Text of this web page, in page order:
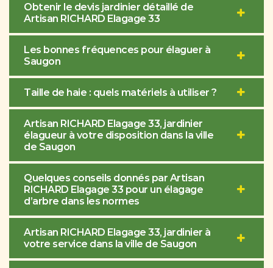
Obtenir le devis jardinier détaillé de
Artisan RICHARD Elagage 33
Les bonnes fréquences pour élaguer à
Saugon
Taille de haie : quels matériels à utiliser ?
Artisan RICHARD Elagage 33, jardinier
élagueur à votre disposition dans la ville
de Saugon
Quelques conseils donnés par Artisan
RICHARD Elagage 33 pour un élagage
d’arbre dans les normes
Artisan RICHARD Elagage 33, jardinier à
votre service dans la ville de Saugon